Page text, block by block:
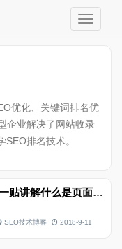
优化、关键词排名优
企业解决了网站收录
排名技术。
Zac@SEO每天一贴讲解什么是页面的E-A-T？
SEO技术博客 2018-9-11